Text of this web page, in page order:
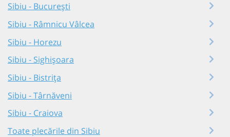
Sibiu - București
Sibiu - Râmnicu Vâlcea
Sibiu - Horezu
Sibiu - Sighișoara
Sibiu - Bistrița
Sibiu - Târnăveni
Sibiu - Craiova
Toate plecările din Sibiu